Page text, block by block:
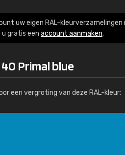
uw eigen RAL-kleurverzamelingen
gratis een account aanmaken.
Primal blue
een vergroting van deze RAL-kleur:
RAL